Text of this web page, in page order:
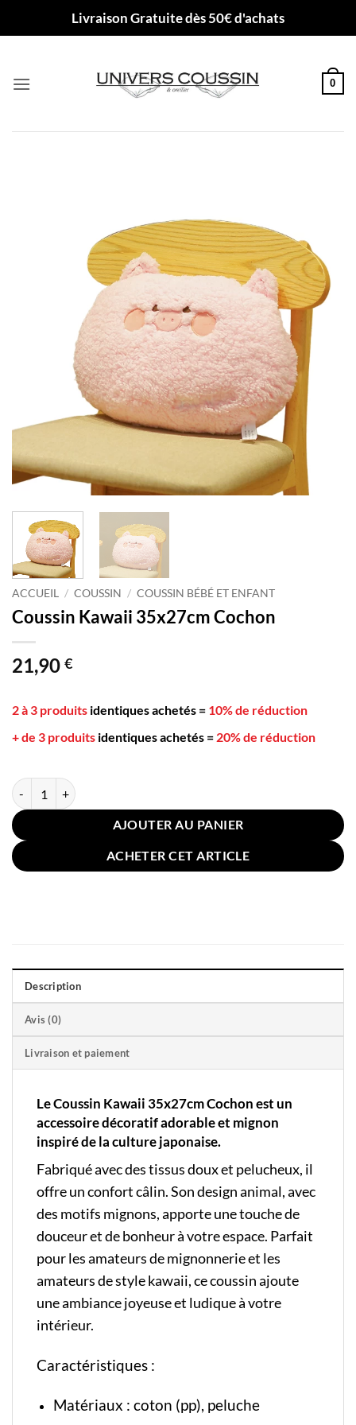
Livraison Gratuite dès 50€ d'achats
0
ACCUEIL / COUSSIN / COUSSIN BÉBÉ ET ENFANT
Coussin Kawaii 35x27cm Cochon
21,90 €
2 à 3 produits identiques achetés = 10% de réduction
+ de 3 produits identiques achetés = 20% de réduction
quantité de Coussin Kawaii 35x27cm Cochon
AJOUTER AU PANIER
ACHETER CET ARTICLE
Description
Avis (0)
Livraison et paiement
Le Coussin Kawaii 35x27cm Cochon est un
accessoire décoratif adorable et mignon
inspiré de la culture japonaise.
Fabriqué avec des tissus doux et pelucheux, il
offre un confort câlin. Son design animal, avec
des motifs mignons, apporte une touche de
douceur et de bonheur à votre espace. Parfait
pour les amateurs de mignonnerie et les
amateurs de style kawaii, ce coussin ajoute
une ambiance joyeuse et ludique à votre
intérieur.
Caractéristiques :
Matériaux : coton (pp), peluche